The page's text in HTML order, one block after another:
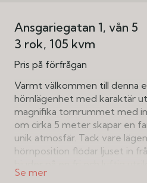
Ansgariegatan 1, vån 5
3 rok 105 kvm
Pris på förfrågan
Varmt välkommen till denna
hörnlägenhet med karaktär
magnifika tornrummet med
om cirka 5 meter skapar en
unik atmosfär. Tack vare
hörnposition flödar ljuset in